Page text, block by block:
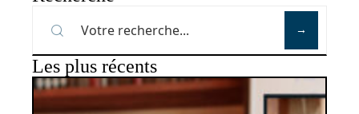
Les plus récents